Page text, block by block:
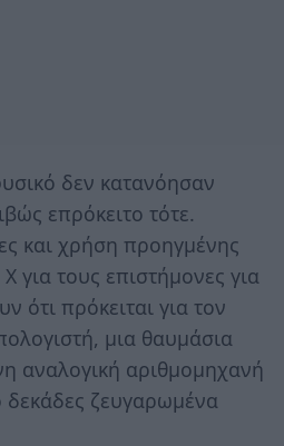
δεν κατανόησαν
επρόκειτο τότε.
και χρήση προηγμένης
για τους επιστήμονες για
ότι πρόκειται για τον
μια θαυμάσια
αναλογική αριθμομηχανή
δεκάδες ζευγαρωμένα